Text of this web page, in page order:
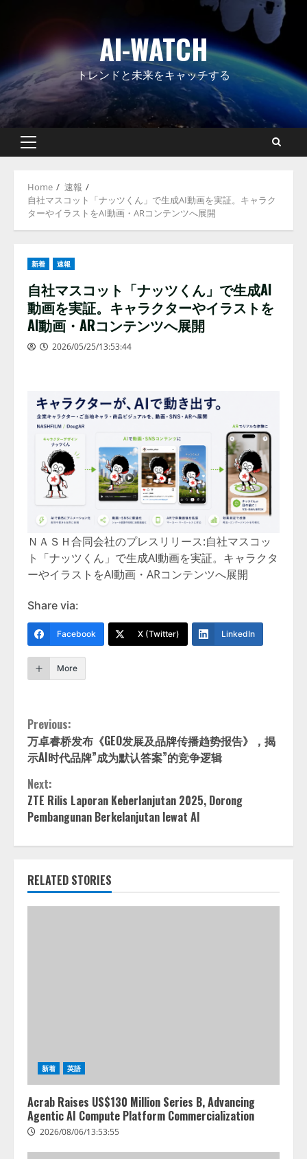
AI-WATCH
トレンドと未来をキャッチする
Primary
Home
速報
自社マスコット「ナッツくん」で生成AI動画を実証。キャラク
ターやイラストをAI動画・ARコンテンツへ展開
新着 速報
自社マスコット「ナッツくん」で生成AI
動画を実証。キャラクターやイラストを
AI動画・ARコンテンツへ展開
2026/05/25/13:53:44
ＮＡＳＨ合同会社のプレスリリース:自社マスコッ
ト「ナッツくん」で生成AI動画を実証。キャラクタ
ーやイラストをAI動画・ARコンテンツへ展開
Share via:
Facebook X (Twitter) LinkedIn
More
Continue
Reading
Previous:
万卓睿桥发布《GEO发展及品牌传播趋势报告》，揭
示AI时代品牌”成为默认答案”的竞争逻辑
Next:
ZTE Rilis Laporan Keberlanjutan 2025, Dorong
Pembangunan Berkelanjutan lewat AI
RELATED STORIES
新着 英語
Acrab Raises US$130 Million Series B, Advancing
Agentic AI Compute Platform Commercialization
2026/08/06/13:53:55